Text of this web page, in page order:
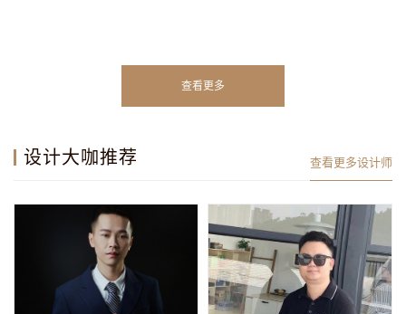
查看更多
设计大咖推荐 查看更多设计师